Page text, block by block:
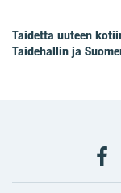
Taidetta uuteen
Taidehallin ja